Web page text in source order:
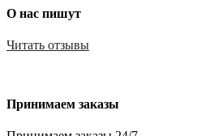
О нас пишут
Читать отзывы
Принимаем заказы